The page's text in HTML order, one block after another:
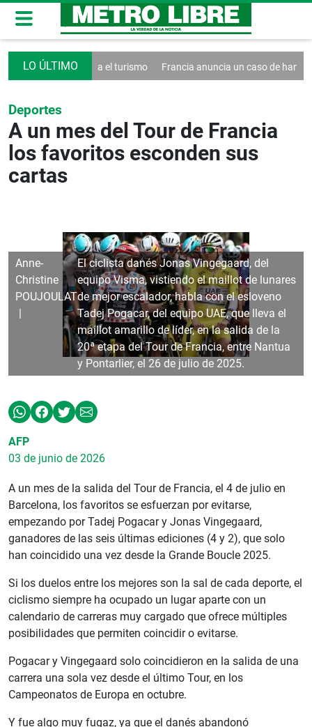
contra el turismo Francia anuncia un caso de hantavirus
Deportes
A un mes del Tour de Francia
los favoritos esconden sus
cartas
El ciclista danés Jonas Vingegaard, del
equipo Visma, vistiendo el maillot de lunares
de mejor escalador, habla con el esloveno
Tadej Pogacar, del equipo UAE, que lleva el
maillot amarillo de líder, en la salida de la
20ª etapa del Tour de Francia, entre Nantua
y Pontarlier, el 26 de julio de 2025.
Anne-
Christine
POUJOULAT
AFP
03 de junio de 2026
A un mes de la salida del Tour de Francia, el 4 de julio en
Barcelona, los favoritos se esfuerzan por evitarse,
empezando por Tadej Pogacar y Jonas Vingegaard,
ganadores de las seis últimas ediciones (4 y 2), que solo
han coincidido una vez desde la Grande Boucle 2025.
Si los duelos entre los mejores son la sal de cada deporte, el
ciclismo siempre ha ocupado un lugar aparte con un
calendario de carreras muy cargado que ofrece múltiples
posibilidades que permiten coincidir o evitarse.
Pogacar y Vingegaard solo coincidieron en la salida de una
carrera una sola vez desde el último Tour, en los
Campeonatos de Europa en octubre.
Y fue algo muy fugaz, ya que el danés abandonó